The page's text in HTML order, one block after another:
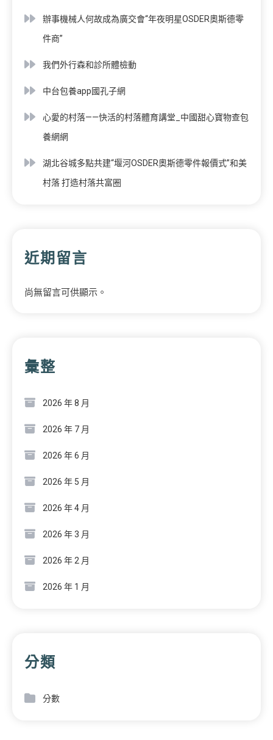
辦事機械人何故成為廣交會“年夜明星OSDER奧斯德零
件商”
我們外行森和診所體檢動
中台包養app國孔子網
心愛的村落——快活的村落體育講堂_中國甜心寶物查包
養網網
湖北谷城多點共建“堰河OSDER奧斯德零件報價式”和美
村落 打造村落共富圈
近期留言
尚無留言可供顯示。
彙整
2026 年 8 月
2026 年 7 月
2026 年 6 月
2026 年 5 月
2026 年 4 月
2026 年 3 月
2026 年 2 月
2026 年 1 月
分類
分數